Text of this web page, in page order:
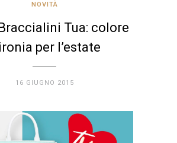
NOVITÀ
Tua: colore
per l’estate
16 GIUGNO 2015